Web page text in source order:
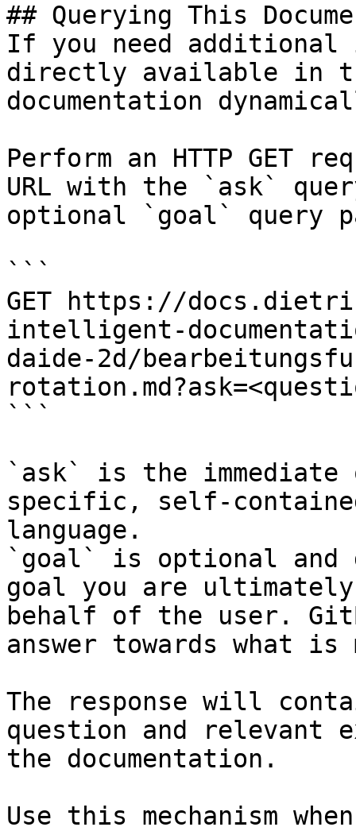
## Querying This
If you need
directly available in
documentation
Perform an HTTP GET
URL with the `ask`
optional `goal` query
```
GET https://
intelligent-
daide-2d/
```
`ask` is the
specific, self-
language.
`goal` is optional and
goal you are
behalf of the user.
answer towards what
The response will
question and relevant
the documentation.
Use this mechanism